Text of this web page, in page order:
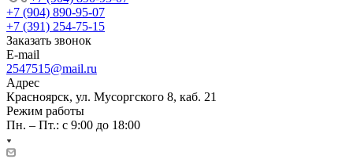
+7 (904) 890-95-07
+7 (391) 254-75-15
Заказать звонок
E-mail
2547515@mail.ru
Адрес
Красноярск, ул. Мусоргского 8, каб. 21
Режим работы
Пн. – Пт.: с 9:00 до 18:00